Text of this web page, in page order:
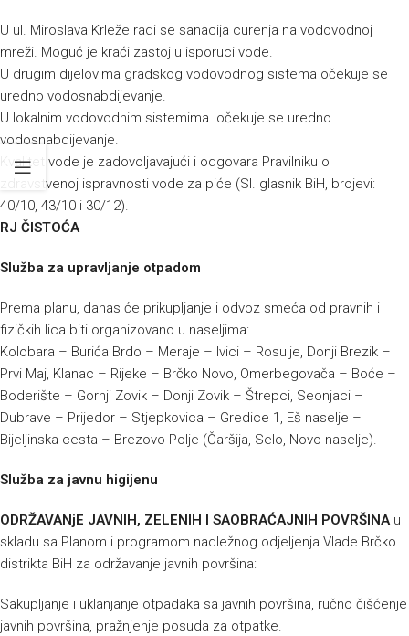
U ul. Miroslava Krleže radi se sanacija curenja na vodovodnoj
mreži. Moguć je kraći zastoj u isporuci vode.
U drugim dijelovima gradskog vodovodnog sistema očekuje se
uredno vodosnabdijevanje.
U lokalnim vodovodnim sistemima očekuje se uredno
vodosnabdijevanje.
Kvalitet vode je zadovoljavajući i odgovara Pravilniku o
zdravstvenoj ispravnosti vode za piće (Sl. glasnik BiH, brojevi:
40/10, 43/10 i 30/12).
RJ ČISTOĆA
Služba za upravljanje otpadom
Prema planu, danas će prikupljanje i odvoz smeća od pravnih i
fizičkih lica biti organizovano u naseljima:
Kolobara – Burića Brdo – Meraje – Ivici – Rosulje, Donji Brezik –
Prvi Maj, Klanac – Rijeke – Brčko Novo, Omerbegovača – Boće –
Boderište – Gornji Zovik – Donji Zovik – Štrepci, Seonjaci –
Dubrave – Prijedor – Stjepkovica – Gredice 1, Eš naselje –
Bijeljinska cesta – Brezovo Polje (Čaršija, Selo, Novo naselje).
Služba za javnu higijenu
ODRŽAVANjE JAVNIH, ZELENIH I SAOBRAĆAJNIH POVRŠINAu
skladu sa Planom i programom nadležnog odjeljenja Vlade Brčko
distrikta BiH za održavanje javnih površina:
Sakupljanje i uklanjanje otpadaka sa javnih površina, ručno čišćenje
javnih površina, pražnjenje posuda za otpatke.